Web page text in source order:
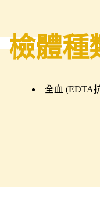
檢體種
全血 (EDTA